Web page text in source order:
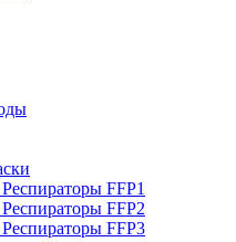
Респираторы FFP1
Респираторы FFP2
Респираторы FFP3